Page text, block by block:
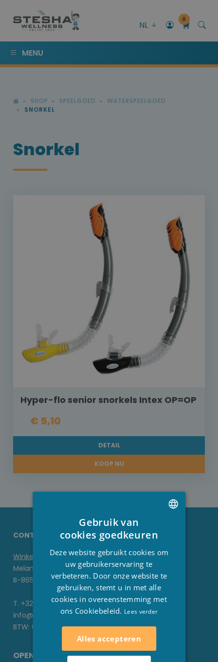
NL
0
MENU
SHOP SPEELGOED
WATERSPEELGOED
SNORKEL
Snorkel
Hyper-flo senior snorkels Intex OP=OP
€ 5,10
DETAIL
KOOP NU
CONTACTGEGEVENS STESHA
Winkel
Melanedreef 6 D
B-8650 Houthulst
T. +32 51 70 22 93
info@stesha.be
BTW: 0476.673.440
OPENINGSUREN
ENGLISH
Gebruik van
cookies goedkeuren
Deze website gebruikt cookies om
uw gebruikerservaring te
verbeteren. Door onze website te
gebruiken, stemt u in met alle
cookies in overeenstemming met
ons Cookiebeleid. Lees verder
Alles accepteren